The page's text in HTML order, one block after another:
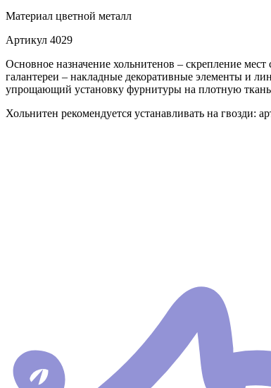
Материал цветной металл
Артикул 4029
Основное назначение хольнитенов – скрепление
галантереи – накладные декоративные элементы и
упрощающий установку фурнитуры на плотную
Хольнитен рекомендуется устанавливать на гвозди: